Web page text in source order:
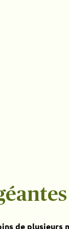
de plusieurs